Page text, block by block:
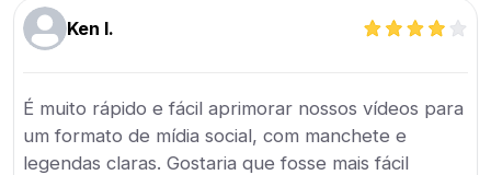
Ken I.
É muito rápido e fácil aprimorar nossos vídeos para
um formato de mídia social, com manchete e
legendas claras. Gostaria que fosse mais fácil